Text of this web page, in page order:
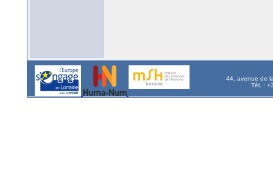
44, avenue de
Tél. :